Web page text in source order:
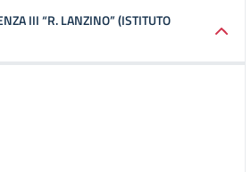
III “R. LANZINO” (ISTITUTO